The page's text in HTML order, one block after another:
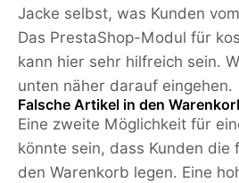
Jacke selbst, was Kunden
Das PrestaShop-Modul für
kann hier sehr hilfreich sein.
unten näher darauf eingehen.
Falsche Artikel in den
Eine zweite Möglichkeit für
könnte sein, dass Kunden die
den Warenkorb legen. Eine